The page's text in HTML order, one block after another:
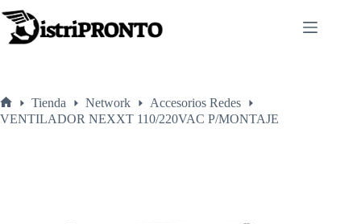
al
contenido
Inicio
Tienda Network
Accesorios Redes
VENTILADOR NEXXT 110/220VAC P/MONTAJE